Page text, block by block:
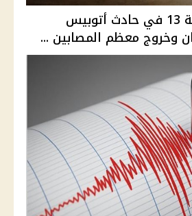
وفاة طفل وإصابة 13 في حادث أتوبيس
وخروج معظم المصابين ...